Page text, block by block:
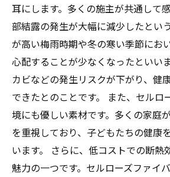
耳にします。多くの施主が共通して
部結露の発生が大幅に減少したとい
が高い梅雨時期や冬の寒い季節にお
心配することが少なくなったといい
カビなどの発生リスクが下がり、健
できたとのことです。 また、セルロ
境にも優しい素材です。多くの家庭
を重視しており、子どもたちの健康
います。 さらに、低コストでの断熱
魅力の一つです。セルローズファイ